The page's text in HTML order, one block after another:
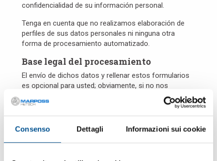
Consenso Dettagli Informazioni sui cookie
confidencialidad de su información personal.
Tenga en cuenta que no realizamos elaboración de
perfiles de sus datos personales ni ninguna otra
forma de procesamiento automatizado.
Base legal del procesamiento
El envío de dichos datos y rellenar estos formularios
es opcional para usted; obviamente, si no nos
comunica los datos necesarios para contestarle, no
podremos satisfacer su solicitud.
Comunicación y transferencia de los
datos personales